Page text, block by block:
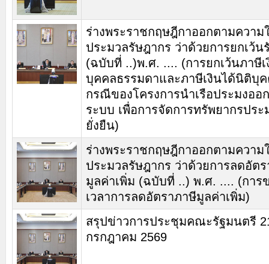
ร่างพระราชกฤษฎีกาออกตามความ
ประมวลรัษฎากร ว่าด้วยการยกเว้น
(ฉบับที่ ..)พ.ศ. .... (การยกเว้นภาษีเ
บุคคลธรรมดาและภาษีเงินได้นิติบุ
กรณีของโครงการนำเรือประมงออ
ระบบ เพื่อการจัดการทรัพยากรประ
ยั่งยืน)
ร่างพระราชกฤษฎีกาออกตามความ
ประมวลรัษฎากร ว่าด้วยการลดอัต
มูลค่าเพิ่ม (ฉบับที่ ..) พ.ศ. .... (การ
เวลาการลดอัตราภาษีมูลค่าเพิ่ม)
สรุปข่าวการประชุมคณะรัฐมนตรี
กรกฎาคม 2569